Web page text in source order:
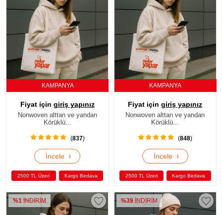
KAMPANYA
Fiyat için giriş yapınız
Nonwoven alttan ve yandan
Körüklü...
(837)
İncele ›
2500 TL Üzeri Kargo Bedava
KAMPANYA
Fiyat için giriş yapınız
Nonwoven alttan ve yandan
Körüklü...
(848)
İncele ›
2500 TL Üzeri Kargo Bedava
%1İNDİRİM %39İNDİRİM